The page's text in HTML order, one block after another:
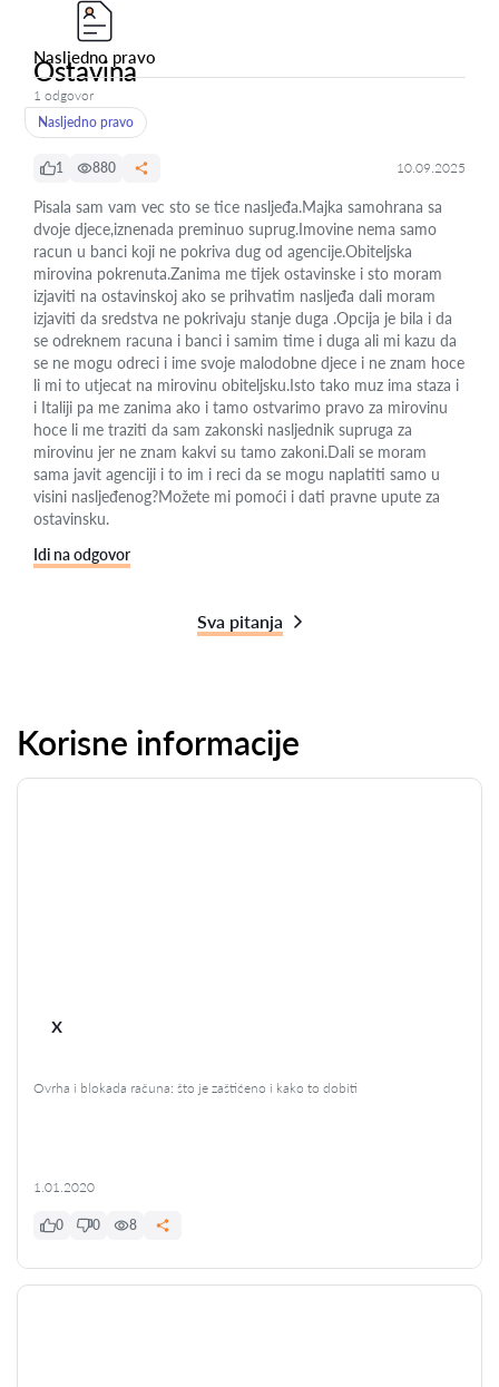
Nasljedno pravo
Ostavina
1 odgovor
Nasljedno pravo
1 880 10.09.2025
Pisala sam vam vec sto se tice nasljeđa.Majka samohrana sa
dvoje djece,iznenada preminuo suprug.Imovine nema samo
racun u banci koji ne pokriva dug od agencije.Obiteljska
mirovina pokrenuta.Zanima me tijek ostavinske i sto moram
izjaviti na ostavinskoj ako se prihvatim nasljeđa dali moram
izjaviti da sredstva ne pokrivaju stanje duga .Opcija je bila i da
se odreknem racuna i banci i samim time i duga ali mi kazu da
se ne mogu odreci i ime svoje malodobne djece i ne znam hoce
li mi to utjecat na mirovinu obiteljsku.Isto tako muz ima staza i
i Italiji pa me zanima ako i tamo ostvarimo pravo za mirovinu
hoce li me traziti da sam zakonski nasljednik supruga za
mirovinu jer ne znam kakvi su tamo zakoni.Dali se moram
sama javit agenciji i to im i reci da se mogu naplatiti samo u
visini nasljeđenog?Možete mi pomoći i dati pravne upute za
ostavinsku.
Idi na odgovor
Sva pitanja
Korisne informacije
x
Ovrha i blokada računa: što je zaštićeno i kako to dobiti
1.01.2020
0 0 8